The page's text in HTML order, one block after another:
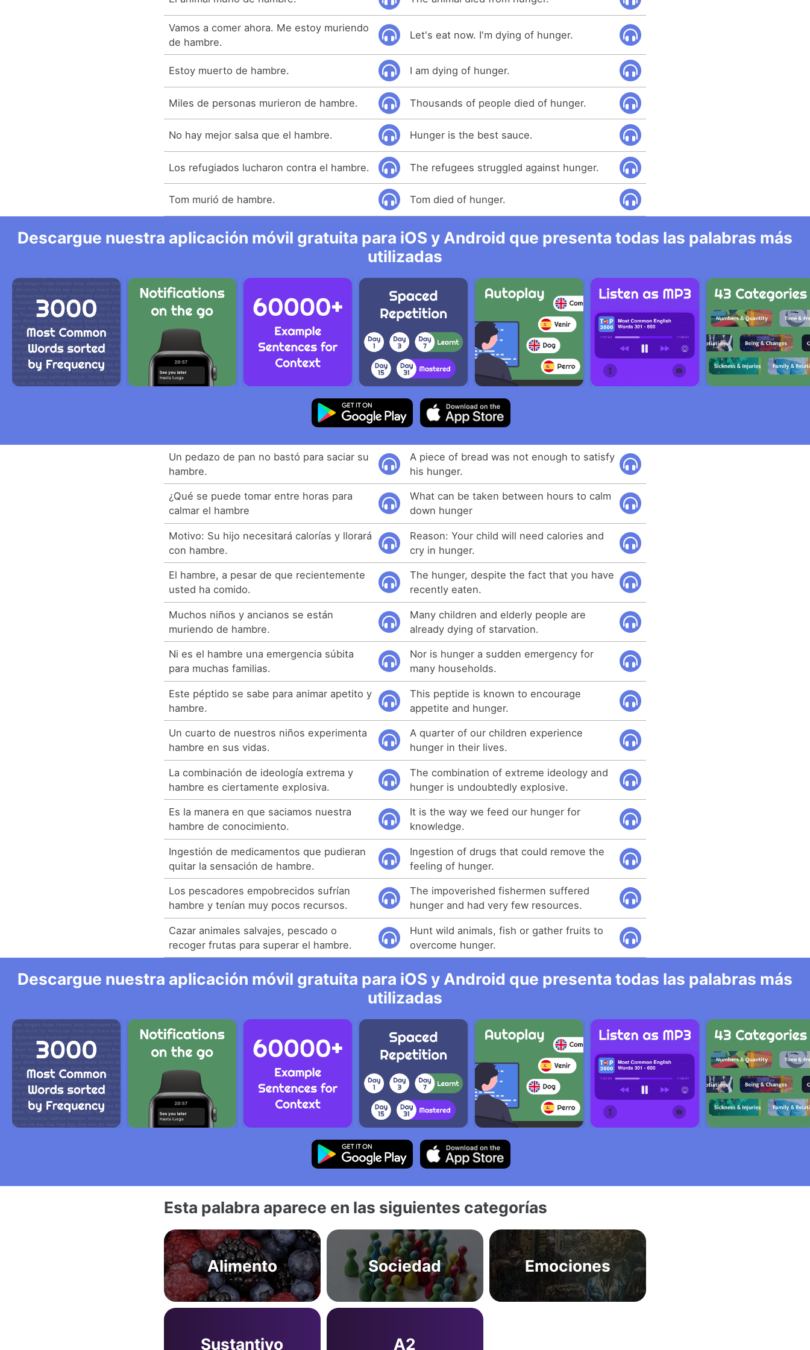
Vamos a comer ahora. Me estoy muriendo
de hambre.
Let's eat now. I'm dying of hunger.
Estoy muerto de hambre. I am dying of hunger.
Miles de personas murieron de hambre. Thousands of people died of hunger.
No hay mejor salsa que el hambre. Hunger is the best sauce.
Los refugiados lucharon contra el hambre. The refugees struggled against hunger.
Tom murió de hambre. Tom died of hunger.
Descargue nuestra aplicación móvil gratuita para iOS y Android que presenta todas las palabras más
utilizadas
Un pedazo de pan no bastó para saciar su
hambre.
A piece of bread was not enough to satisfy
his hunger.
¿Qué se puede tomar entre horas para
calmar el hambre
What can be taken between hours to calm
down hunger
Motivo: Su hijo necesitará calorías y llorará
con hambre.
Reason: Your child will need calories and
cry in hunger.
El hambre, a pesar de que recientemente
usted ha comido.
The hunger, despite the fact that you have
recently eaten.
Muchos niños y ancianos se están
muriendo de hambre.
Many children and elderly people are
already dying of starvation.
Ni es el hambre una emergencia súbita
para muchas familias.
Nor is hunger a sudden emergency for
many households.
Este péptido se sabe para animar apetito y
hambre.
This peptide is known to encourage
appetite and hunger.
Un cuarto de nuestros niños experimenta
hambre en sus vidas.
A quarter of our children experience
hunger in their lives.
La combinación de ideología extrema y
hambre es ciertamente explosiva.
The combination of extreme ideology and
hunger is undoubtedly explosive.
Es la manera en que saciamos nuestra
hambre de conocimiento.
It is the way we feed our hunger for
knowledge.
Ingestión de medicamentos que pudieran
quitar la sensación de hambre.
Ingestion of drugs that could remove the
feeling of hunger.
Los pescadores empobrecidos sufrían
hambre y tenían muy pocos recursos.
The impoverished fishermen suffered
hunger and had very few resources.
Cazar animales salvajes, pescado o
recoger frutas para superar el hambre.
Hunt wild animals, fish or gather fruits to
overcome hunger.
Descargue nuestra aplicación móvil gratuita para iOS y Android que presenta todas las palabras más
utilizadas
Esta palabra aparece en las siguientes categorías
Alimento Sociedad Emociones
Sustantivo A2